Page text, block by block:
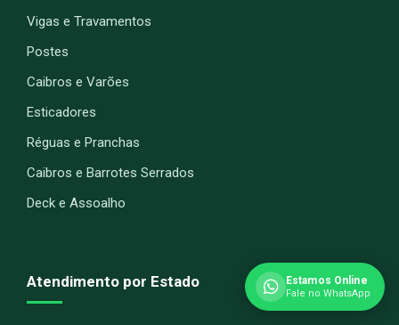
Vigas e Travamentos
Postes
Caibros e Varões
Esticadores
Réguas e Pranchas
Caibros e Barrotes Serrados
Deck e Assoalho
Atendimento por Estado Estamos Online
Fale no WhatsApp